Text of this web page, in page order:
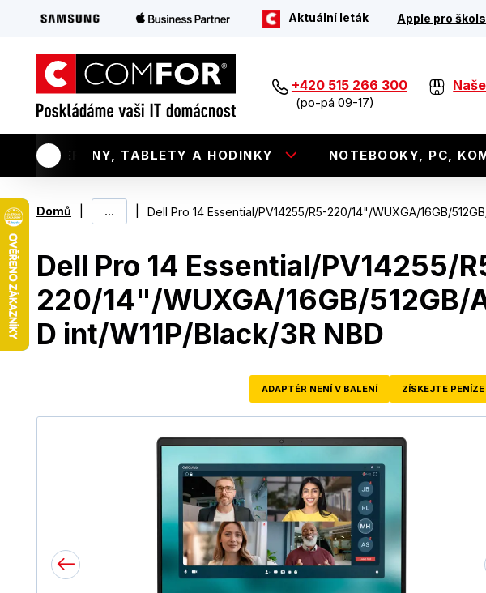
Aktuální leták Apple pro
+420 515 266 300
(po-pá 09-17)
TELEFONY, TABLETY A HODINKY NOTEBOOKY, PC,
Domů ... Dell Pro 14 Essential/PV14255/R5-220/14"/WUXGA/16GB/
Dell Pro 14 Essential/PV14255/
220/14"/WUXGA/16GB/512GB/
D int/W11P/Black/3R NBD
ADAPTÉR NENÍ V BALENÍ ZÍSKEJTE